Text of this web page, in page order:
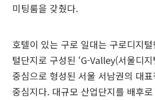
미팅룸을 갖췄다.
호텔이 있는 구로 일대는 구로디지
털단지로 구성된 ‘G-Valley(서울디
중심으로 형성된 서울 서남권의 대표
중심지다. 대규모 산업단지를 배후